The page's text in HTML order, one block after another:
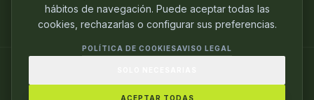
PASIÓN.
hábitos de navegación. Puede aceptar todas las
cookies, rechazarlas o configurar sus preferencias.
POLÍTICA DE COOKIESAVISO LEGAL
ACEPTAR TODAS